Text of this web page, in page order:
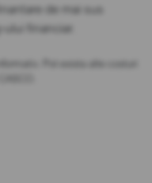
de mai sus
financiar.
Pot exista alte costuri